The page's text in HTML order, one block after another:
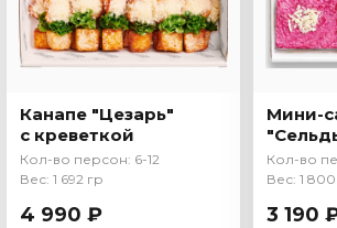
Канапе "Цезарь"
с креветкой
Кол-во персон: 6-12
Вес: 1 692 гр
4 990 ₽
Мини-
шубой"
Кол-во
Вес: 1
3 190